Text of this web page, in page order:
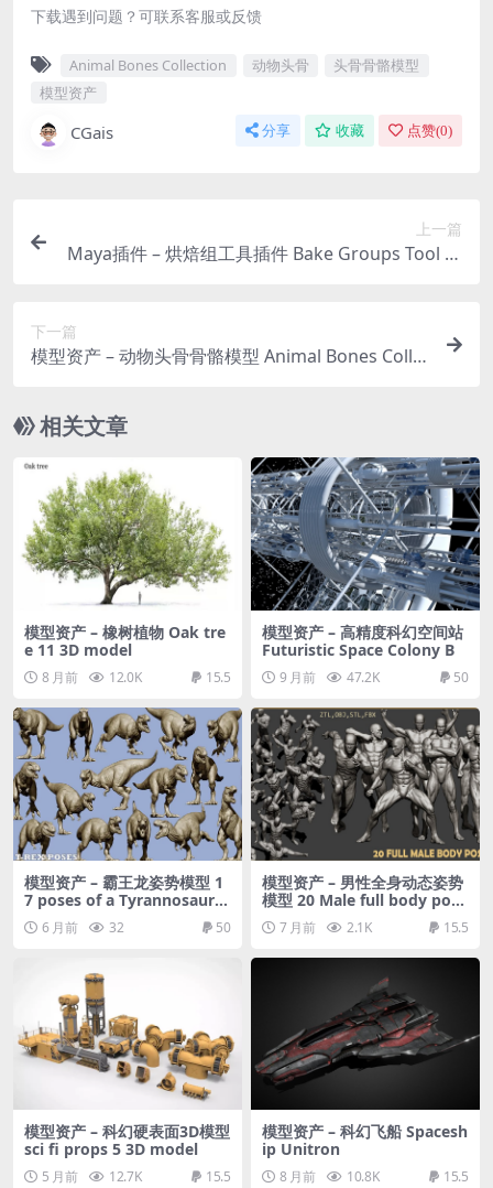
下载遇到问题？可联系客服或反馈
Animal Bones Collection 动物头骨
头骨骨骼模型
模型资产
CGais 分享 收藏 点赞(0)
上一篇
Maya插件 – 烘焙组工具插件 Bake Groups Tool fo
下一篇
模型资产 – 动物头骨骨骼模型 Animal Bones Colle
相关文章
模型资产 – 橡树植物 Oak tre
e 11 3D model
8 月前 12.0K 15.5
模型资产 – 高精度科幻空间站
Futuristic Space Colony B
9 月前 47.2K 50
模型资产 – 霸王龙姿势模型 1
7 poses of a Tyrannosauru
s rex (T-REX) ZTL+OBJ+STL
6 月前 32 50
模型资产 – 男性全身动态姿势
模型 20 Male full body pose
s ZTL+OBJ+STL+FBX
7 月前 2.1K 15.5
模型资产 – 科幻硬表面3D模型
sci fi props 5 3D model
5 月前 12.7K 15.5
模型资产 – 科幻飞船 Spacesh
ip Unitron
8 月前 10.8K 15.5